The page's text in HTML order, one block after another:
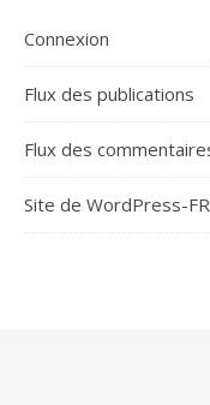
Connexion
Flux des publications
Flux des
Site de WordPress-FR